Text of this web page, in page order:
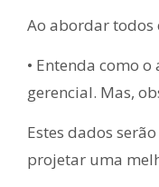
Ao abordar todos
• Entenda como
gerencial. Mas,
Estes dados
projetar uma